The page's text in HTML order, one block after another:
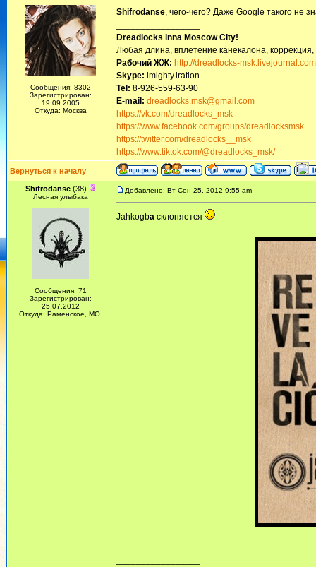
Сообщения: 8302
Зарегистрирован:
19.09.2005
Откуда: Москва
Shifrodanse, чего-чего? Даже Google такого не
Dreadlocks inna Moscow Сity!
Любая длина, вплетение канекалона,
Рабочий ЖЖ: http://dreadlocks-
Skype: imighty.iration
Tel: 8-926-559-63-90
E-mail: dreadlocks.msk@gmail.com
https://vk.com/dreadlocks_msk
https://www.facebook.com/groups/dreadlocksmsk
https://twitter.com/dreadlocks__msk
https://www.tiktok.com/@dreadlocks_msk/
Вернуться к началу
Shifrodanse(38)
Лесная улыбака
Сообщения: 71
Зарегистрирован:
25.07.2012
Откуда: Раменское, МО.
Добавлено: Вт Сен 25, 2012 9:55 am
Jahkogba склоняется